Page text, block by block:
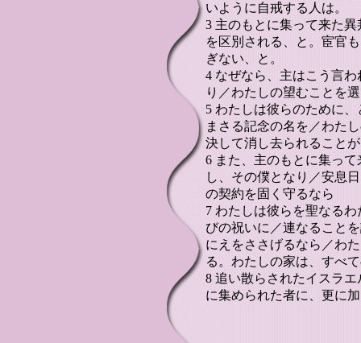
いように自戒する人は。
3 主のもとに集って来た
を区別される、と。宦官
ぎない、と。
4 なぜなら、主はこう言
り／わたしの望むことを
5 わたしは彼らのために
まさる記念の名を／わた
決して消し去られること
6 また、主のもとに集っ
し、その僕となり／安息
の契約を固く守るなら
7 わたしは彼らを聖なる
びの祝いに／連なること
にえをささげるなら／わ
る。わたしの家は、すべ
8 追い散らされたイスラ
に集められた者に、更に